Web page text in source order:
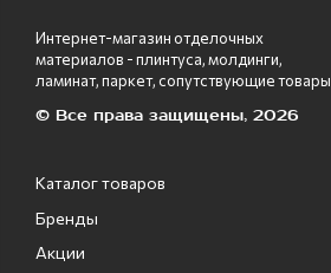
Интернет-магазин отделочных
материалов - плинтуса, молдинги,
ламинат, паркет, сопутствующие товары
© Все права защищены, 2026
Каталог товаров
Бренды
Акции